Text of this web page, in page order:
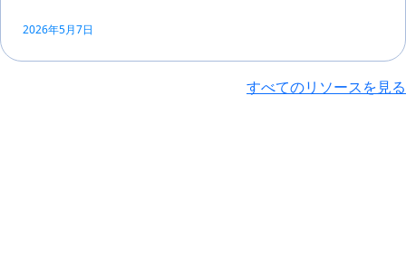
2026年5月7日
すべてのリソースを見る